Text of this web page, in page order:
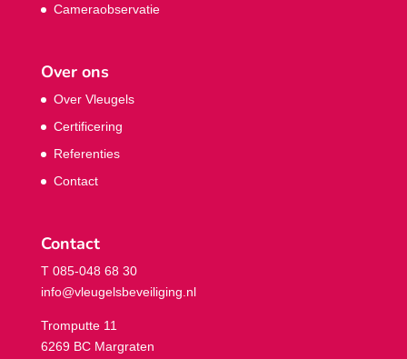
Cameraobservatie
Over ons
Over Vleugels
Certificering
Referenties
Contact
Contact
T 085-048 68 30
info@vleugelsbeveiliging.nl
Tromputte 11
6269 BC Margraten